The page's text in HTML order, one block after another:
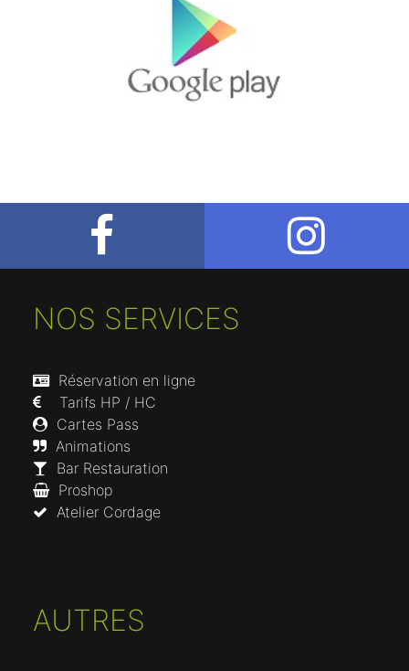
NOS SERVICES
Réservation en ligne
Tarifs HP / HC
Cartes Pass
Animations
Bar Restauration
Proshop
Atelier Cordage
AUTRES